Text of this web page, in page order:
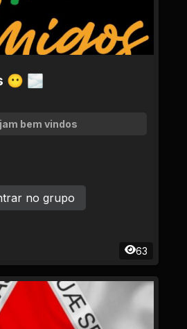
😶 🌫
bem vindos
63
no grupo